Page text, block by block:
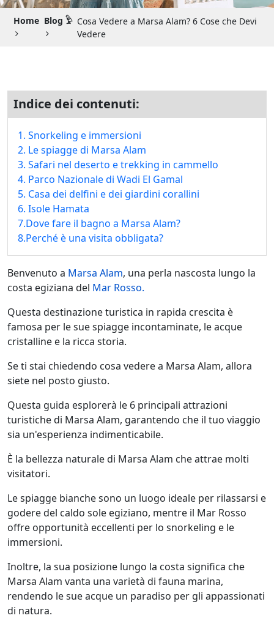
Guida di Viaggio 𓉔
Guida di Viaggio Giordania
Home Blog 𓅱 Cosa Vedere a Marsa Alam? 6 Cose che Devi
Vedere
Indice dei contenuti:
1. Snorkeling e immersioni
2. Le spiagge di Marsa Alam
3. Safari nel deserto e trekking in cammello
4. Parco Nazionale di Wadi El Gamal
5. Casa dei delfini e dei giardini corallini
6. Isole Hamata
7.Dove fare il bagno a Marsa Alam?
8.Perché è una visita obbligata?
Benvenuto a Marsa Alam, una perla nascosta lungo la
costa egiziana del Mar Rosso.
Questa destinazione turistica in rapida crescita è
famosa per le sue spiagge incontaminate, le acque
cristalline e la ricca storia.
Se ti stai chiedendo cosa vedere a Marsa Alam, allora
siete nel posto giusto.
Questa guida esplorerà le 6 principali attrazioni
turistiche di Marsa Alam, garantendo che il tuo viaggio
sia un'esperienza indimenticabile.
È la bellezza naturale di Marsa Alam che attrae molti
visitatori.
Le spiagge bianche sono un luogo ideale per rilassarsi e
godere del caldo sole egiziano, mentre il Mar Rosso
offre opportunità eccellenti per lo snorkeling e le
immersioni.
Inoltre, la sua posizione lungo la costa significa che
Marsa Alam vanta una varietà di fauna marina,
rendendo le sue acque un paradiso per gli appassionati
di natura.